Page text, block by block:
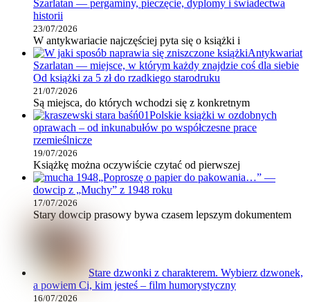
Szarlatan — pergaminy, pieczęcie, dyplomy i świadectwa
historii
23/07/2026
W antykwariacie najczęściej pyta się o książki i
Antykwariat
Szarlatan — miejsce, w którym każdy znajdzie coś dla siebie
Od książki za 5 zł do rzadkiego starodruku
21/07/2026
Są miejsca, do których wchodzi się z konkretnym
Polskie książki w ozdobnych
oprawach – od inkunabułów po współczesne prace
rzemieślnicze
19/07/2026
Książkę można oczywiście czytać od pierwszej
„Poproszę o papier do pakowania…” —
dowcip z „Muchy” z 1948 roku
17/07/2026
Stary dowcip prasowy bywa czasem lepszym dokumentem
Stare dzwonki z charakterem. Wybierz dzwonek,
a powiem Ci, kim jesteś – film humorystyczny
16/07/2026